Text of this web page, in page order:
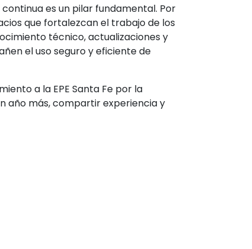
es un pilar fundamental. Por
que fortalezcan el trabajo de los
técnico, actualizaciones y
el uso seguro y eficiente de
a la EPE Santa Fe por la
año más, compartir experiencia y